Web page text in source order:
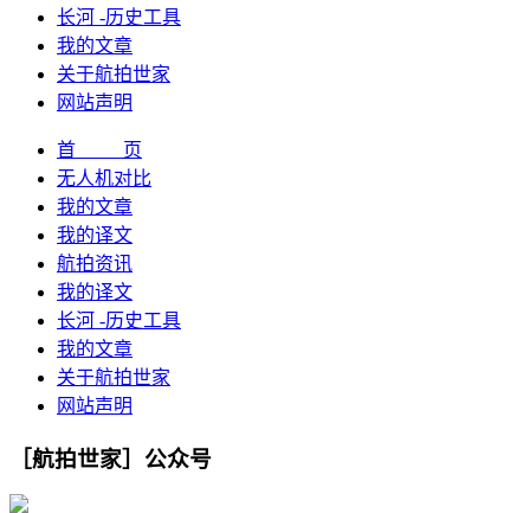
长河 -历史工具
我的文章
关于航拍世家
网站声明
首 页
无人机对比
我的文章
我的译文
航拍资讯
我的译文
长河 -历史工具
我的文章
关于航拍世家
网站声明
［航拍世家］公众号